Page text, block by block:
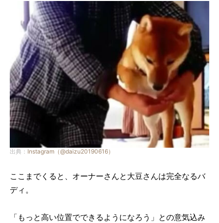
出典： Instagram（@daizu20190616）
ここまでくると、オーナーさんと大豆さんは完全なるバ
ディ。
「もっと高い位置でできるようになろう」との意気込み